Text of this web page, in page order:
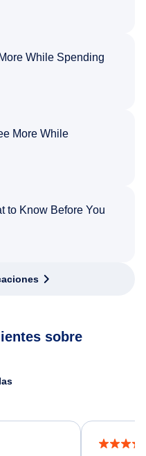
While Spending
More While
to Know Before You
sobre